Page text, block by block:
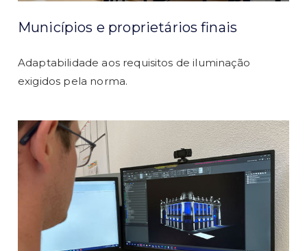
Municípios e proprietários finais
Adaptabilidade aos requisitos de iluminação
exigidos pela norma.